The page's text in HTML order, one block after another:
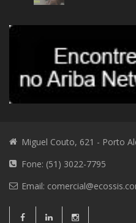
Miguel Couto, 621 - Porto
Fone: (51) 3022-7795
Email: